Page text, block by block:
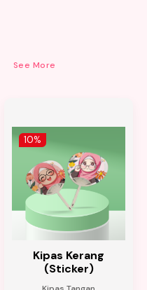
See More
10%
Kipas Kerang
(Sticker)